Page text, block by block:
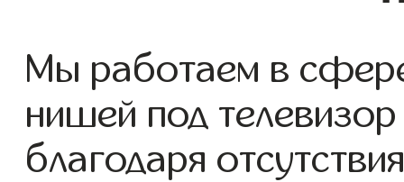
Мы работаем в
нишей под
благодаря